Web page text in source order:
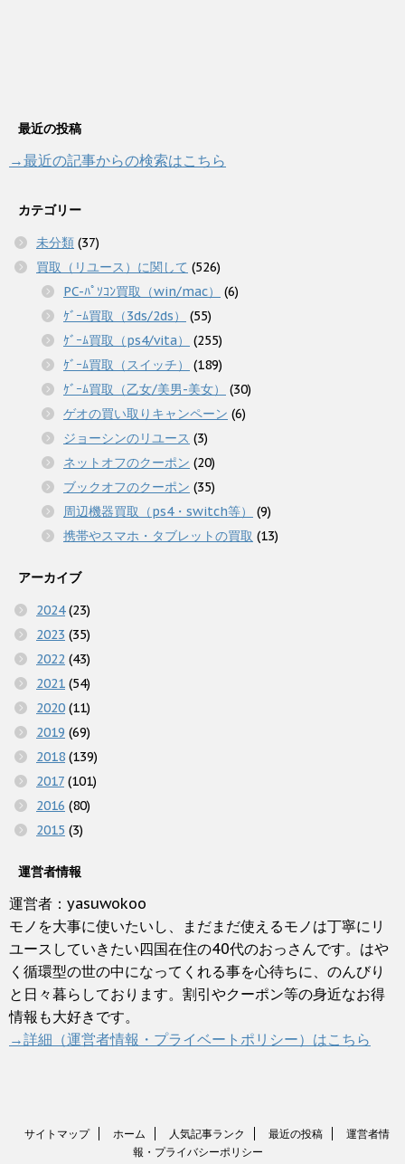
最近の投稿
→最近の記事からの検索はこちら
カテゴリー
未分類 (37)
買取（リユース）に関して (526)
PC-ﾊﾟｿｺﾝ買取（win/mac）
(6)
ｹﾞｰﾑ買取（3ds/2ds）
(55)
ｹﾞｰﾑ買取（ps4/vita）
(255)
ｹﾞｰﾑ買取（スイッチ）
(189)
ｹﾞｰﾑ買取（乙女/美男-美女）
(30)
ゲオの買い取りキャンペーン (6)
ジョーシンのリユース (3)
ネットオフのクーポン (20)
ブックオフのクーポン (35)
周辺機器買取（ps4・switch等）
(9)
携帯やスマホ・タブレットの買取 (13)
アーカイブ
2024(23)
2023 (35)
2022 (43)
2021 (54)
2020 (11)
2019 (69)
2018 (139)
2017 (101)
2016 (80)
2015 (3)
運営者情報
運営者：yasuwokoo
モノを大事に使いたいし、まだまだ使えるモノは丁寧にリ
ユースしていきたい四国在住の40代のおっさんです。はや
く循環型の世の中になってくれる事を心待ちに、のんびり
と日々暮らしております。割引やクーポン等の身近なお得
情報も大好きです。
→詳細（運営者情報・プライベートポリシー）はこちら
サイトマップ ホーム 人気記事ランク 最近の投稿
運営者情
報・プライバシーポリシー